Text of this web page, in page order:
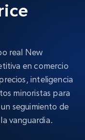
real New
en comercio
inteligencia
minoristas para
seguimiento de
vanguardia.